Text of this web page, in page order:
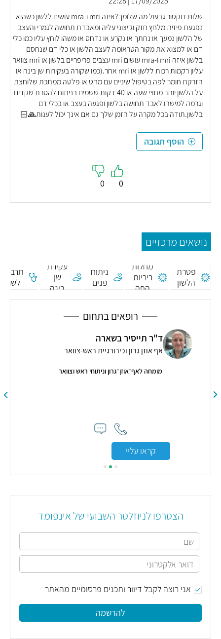
שלום דוקטור גבעול מה שלומך?איזה mri ו-mra עושים ללשון כשהיא
נפגעת פיזית מלחץ חזק וקיצוני עליה ומאבדת תחושה לגמרי והעצב
של הלשון נמעך או נחתך או נקרע או נדחס או משהו לוחץ עליו כמו כלי
דם או למצוא את מקור הטראומה לעצב הלשון או כלי דם שנחסם
בלשון איזה mri ו-mra עושים mri עצבים פריפריים בלשון או mri צוואר
עליון רקמות רכות ללשון או mri אחר.(כמו שקורה בעקירות שן בינה או
הזרקת חומר לפה בטיפול שיניים עם מחט או פלטה ממתכת שלוחצת
על הלשון יותר מחצי שעה או 40 דקות ששמים בניתוח להסרת שקדים
וגרמה למישהו לאבד תחושה בלשון ופגעה בעצב או בכלי דם
בלשון.תודה בכל מקרה על הזמן שלך גם אם אינך יכול לענות🙏🏻
הוסף תגובה
0
0
נושאים מרכזיים
פטרת
הלשון
מחלות
ריריות
הפה
ניתוח
פנים
עקירת
שן
בינה
תרבית
לשון
רופאים בתחום
ד"ר תייסיר בשארה
אף אוזן גרון וכירורגיית ראש-צוואר
מומחה לאף־אוזן־גרון וניתוחי ראש וצוואר
קראו עליי
הצטרפו לניוזלטר השבועי של אינפומד
אני רוצה לקבל דיוור ותכנים פרסומיים מהאתר
להרשמה